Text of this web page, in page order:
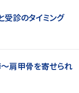
診のタイミング
肩甲骨を寄せられ